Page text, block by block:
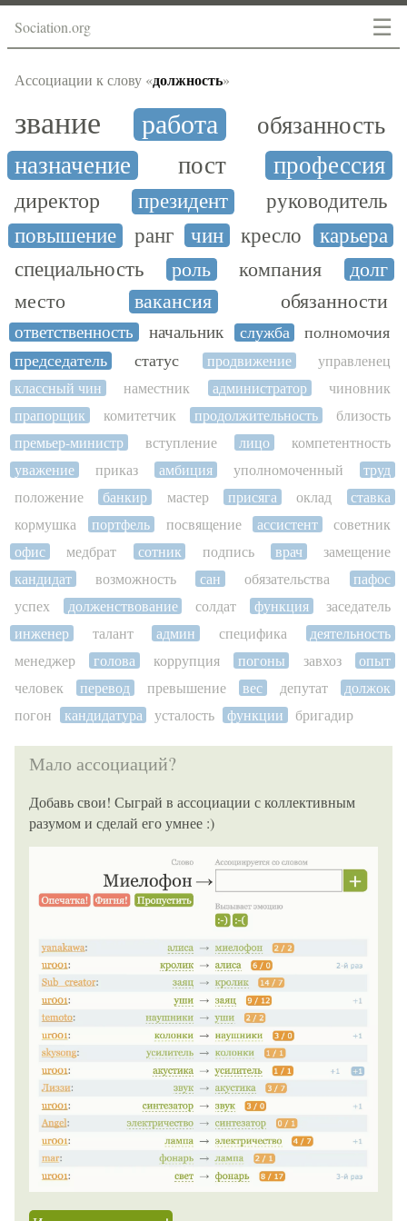
☰
Sociation.org
Ассоциации к слову «должность»
звание работа
обязанность
назначение
пост профессия
директор президент руководитель
повышение ранг чин кресло
карьера
специальность
роль компания
долг
место
вакансия обязанности
ответственность начальник служба
полномочия
председатель
статус продвижение
управленец
классный чин
наместник администратор
чиновник
прапорщик
комитетчик продолжительность
близость
премьер-министр
вступление лицо
компетентность
уважение
приказ амбиция уполномоченный
труд
положение
банкир мастер присяга оклад
ставка
кормушка
портфель посвящение ассистент
советник
офис
медбрат сотник подпись врач
замещение
кандидат
возможность сан обязательства
пафос
успех
долженствование солдат функция
заседатель
инженер
талант админ специфика
деятельность
менеджер
голова коррупция погоны завхоз
опыт
человек
перевод превышение вес депутат
должок
погон
кандидатура усталость функции бригадир
Мало ассоциаций?
Добавь свои! Сыграй в ассоциации с коллективным
разумом и сделай его умнее :)